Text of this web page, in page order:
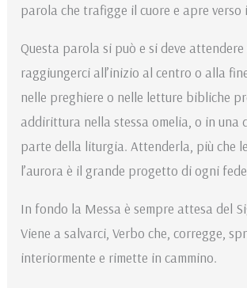
parola che trafigge il cuore e apre verso
Questa parola si può e si deve
raggiungerci all’inizio al centro o alla
nelle preghiere o nelle letture bibliche
addirittura nella stessa omelia, o in una
parte della liturgia. Attenderla, più che
l’aurora è il grande progetto di ogni
In fondo la Messa è sempre attesa del
Viene a salvarci, Verbo che, corregge,
interiormente e rimette in cammino.